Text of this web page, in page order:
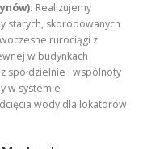
Realizujemy
starych, skorodowanych
rurociągi z
w budynkach
spółdzielnie i wspólnoty
w systemie
wody dla lokatorów